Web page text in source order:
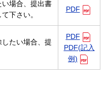
場合、提出書
下さい。
PDF
たい場合、提
PDF
PDF(記入
例)